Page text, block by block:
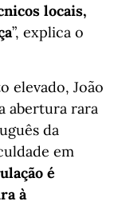
locais,
”, explica o
elevado, João
abertura rara
da
em
é
à